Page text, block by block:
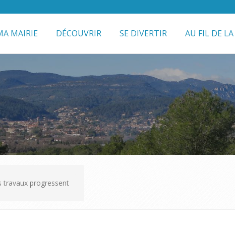
MAIRIE DÉCOUVRIR SE DIVERTIR AU FIL DE
travaux progressent